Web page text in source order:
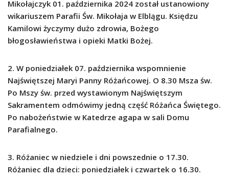
Mikołajczyk 01. października 2024 został ustanowiony
wikariuszem Parafii Św. Mikołaja w Elblągu. Księdzu
Kamilowi życzymy dużo zdrowia, Bożego
błogosławieństwa i opieki Matki Bożej.
2. W poniedziałek 07. października wspomnienie
Najświętszej Maryi Panny Różańcowej. O 8.30 Msza św.
Po Mszy św. przed wystawionym Najświętszym
Sakramentem odmówimy jedną część Różańca Świętego.
Po nabożeństwie w Katedrze agapa w sali Domu
Parafialnego.
3. Różaniec w niedziele i dni powszednie o 17.30.
Różaniec dla dzieci: poniedziałek i czwartek o 16.30.